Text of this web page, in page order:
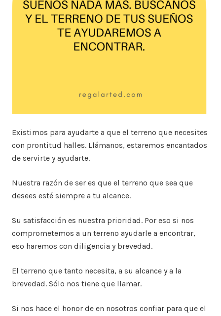
Existimos para ayudarte a que el terreno que necesites
con prontitud halles. Llámanos, estaremos encantados
de servirte y ayudarte.
Nuestra razón de ser es que el terreno que sea que
desees esté siempre a tu alcance.
Su satisfacción es nuestra prioridad. Por eso si nos
comprometemos a un terreno ayudarle a encontrar,
eso haremos con diligencia y brevedad.
El terreno que tanto necesita, a su alcance y a la
brevedad. Sólo nos tiene que llamar.
Si nos hace el honor de en nosotros confiar para que el